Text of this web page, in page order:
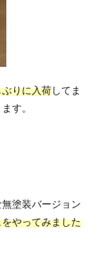
りに入荷してま
す。
塗装バージョン
やってみました